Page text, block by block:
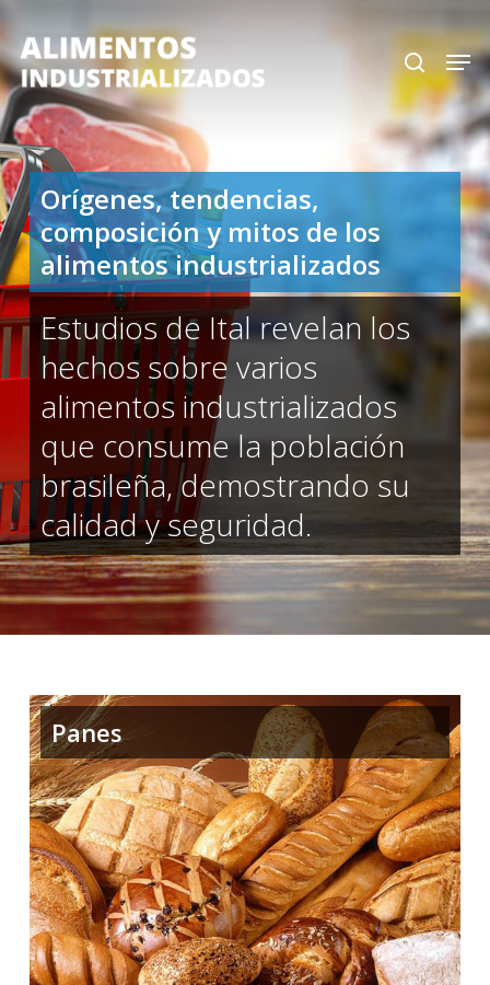
to
main
content
search
Orígenes, tendencias,
composición y mitos de los
alimentos industrializados
Estudios de Ital revelan los
hechos sobre varios
alimentos industrializados
que consume la población
brasileña, demostrando su
calidad y seguridad.
Panes
Close
Menu